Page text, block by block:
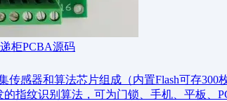
柜PCBA源码
感器和算法芯片组成（内置Flash可存
指纹识别算法，可为门锁、手机、平板